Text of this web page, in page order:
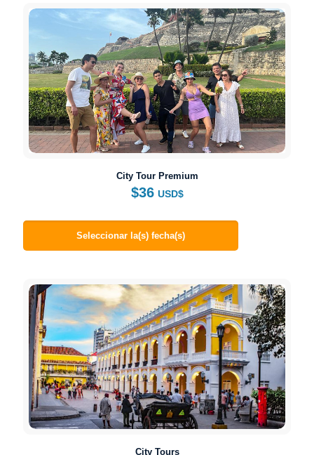
City Tour Premium
$36 USD$
Seleccionar la(s) fecha(s)
City Tours